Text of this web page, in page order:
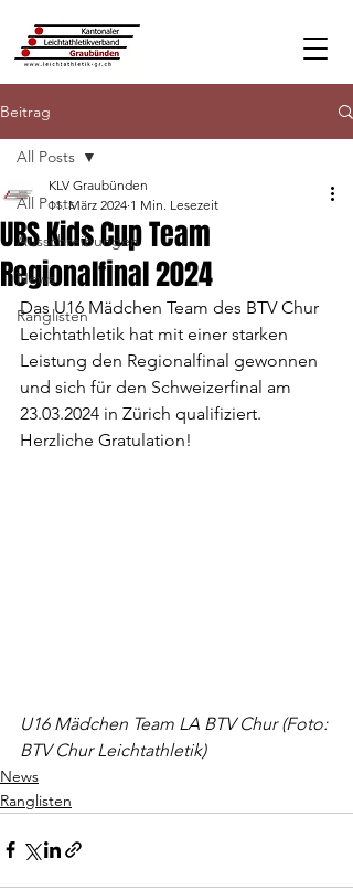
Beitrag
All Posts
Ausschreibungen
News
Ranglisten
All Posts
UBS Kids Cup Team
Regionalfinal 2024
KLV Graubünden
11. März 2024 1 Min. Lesezeit
Das U16 Mädchen Team des BTV Chur
Leichtathletik hat mit einer starken
Leistung den Regionalfinal gewonnen
und sich für den Schweizerfinal am
23.03.2024 in Zürich qualifiziert.
Herzliche Gratulation!
U16 Mädchen Team LA BTV Chur (Foto:
BTV Chur Leichtathletik)
News
Ranglisten